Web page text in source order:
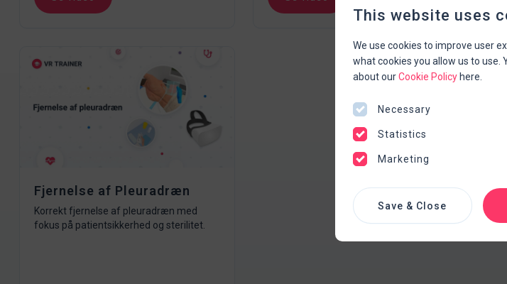
Fjernelse af Pleuradræn
Korrekt fjernelse af pleuradræn med
fokus på patientsikkerhed og sterilitet.
This website uses
We use cookies to improve user
what cookies you allow us to use.
about ourCookie Policy here.
Necessary
Statistics
Marketing
Save & Close